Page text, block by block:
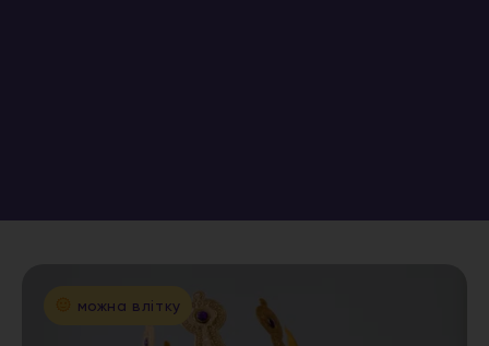
можна влітку